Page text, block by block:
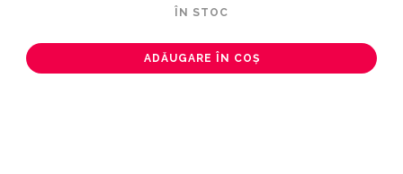
ÎN STOC
ADĂUGARE ÎN COȘ